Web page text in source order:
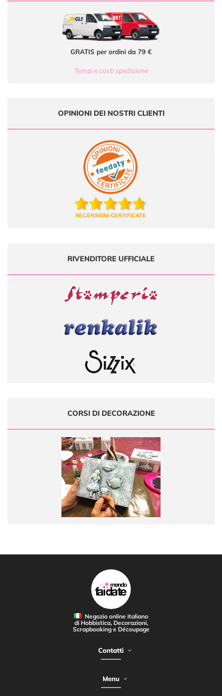
GRATIS per ordini da 79 €
Tempi e costi spedizione
OPINIONI DEI NOSTRI CLIENTI
RIVENDITORE UFFICIALE
CORSI DI DECORAZIONE
Negozio online italiano
di Hobbistica, Decorazioni,
Scrapbooking e Découpage
Contatti
Menu